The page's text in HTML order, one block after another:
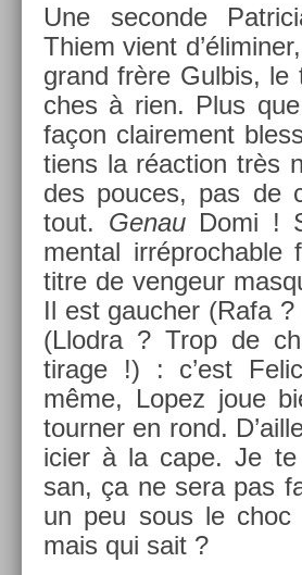
Une secon­de
Thiem vient
grand frère Gul­bis,
ches à rien. Plus
façon claire­ment
tiens la réac­tion très
des pouces, pas de
tout. GenauDomi !
ment­al
titre de ven­geur
Il est gauch­er (Rafa
(Llod­ra ? Trop de
tirage !) : c’est
même, Lopez joue
tourn­er en rond.
ici­er à la cape. Je te
san, ça ne sera pas
un peu sous le
mais qui sait ?